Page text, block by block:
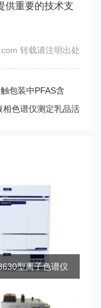
供重要的技术支
转载请注明出处
包装中PFAS含
色谱仪测定乳品活
型离子色谱仪